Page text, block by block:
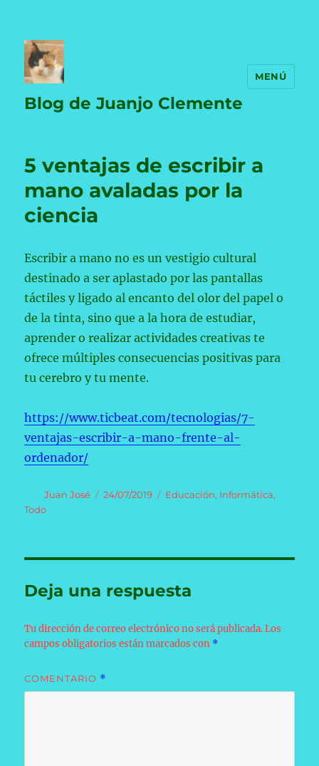
Blog de Juanjo Clemente
MENÚ
5 ventajas de escribir a
mano avaladas por la
ciencia
Escribir a mano no es un vestigio cultural
destinado a ser aplastado por las pantallas
táctiles y ligado al encanto del olor del papel o
de la tinta, sino que a la hora de estudiar,
aprender o realizar actividades creativas te
ofrece múltiples consecuencias positivas para
tu cerebro y tu mente.
https://www.ticbeat.com/tecnologias/7-
ventajas-escribir-a-mano-frente-al-
ordenador/
Autor
Juan José
Publicado
24/07/2019 Categorías
Educación, Informática,
Todo
Deja una respuesta
Tu dirección de correo electrónico no será publicada. Los
campos obligatorios están marcados con *
COMENTARIO *